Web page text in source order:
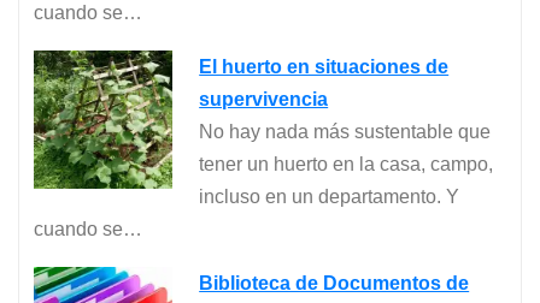
cuando se…
El huerto en situaciones de
supervivencia
No hay nada más sustentable que
tener un huerto en la casa, campo,
incluso en un departamento. Y
cuando se…
Biblioteca de Documentos de